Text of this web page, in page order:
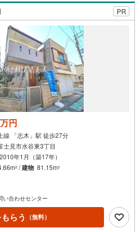
PR
円
線 「志木」駅 徒歩27分
士見市水谷東3丁目
年1月（築17年）
2 /建物 81.15m2
い合わせセンター
らう （無料）